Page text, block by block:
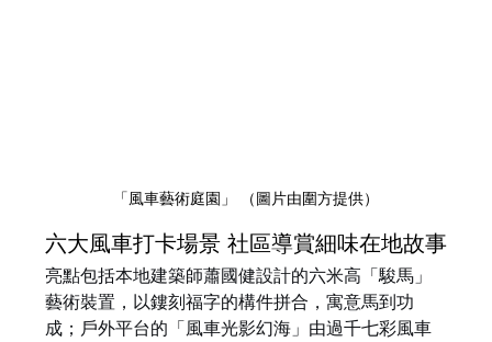
「風車藝術庭園」 （圖片由圍方提供）
六大風車打卡場景 社區導賞細味在地故事
亮點包括本地建築師蕭國健設計的六米高「駿馬」
藝術裝置，以鏤刻福字的構件拼合，寓意馬到功
成；戶外平台的「風車光影幻海」由過千七彩風車